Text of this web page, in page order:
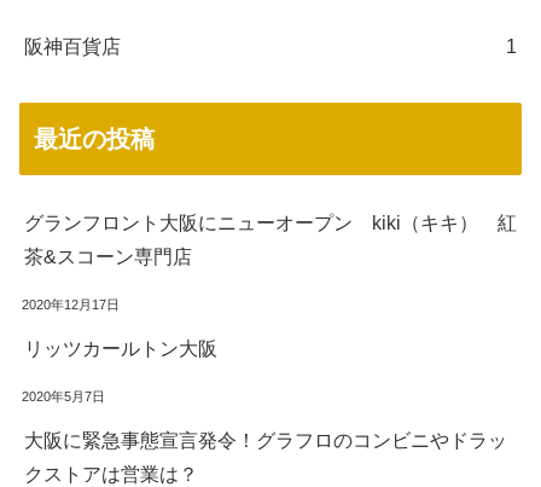
阪神百貨店 1
最近の投稿
グランフロント大阪にニューオープン kiki（キキ） 紅
茶&スコーン専門店
2020年12月17日
リッツカールトン大阪
2020年5月7日
大阪に緊急事態宣言発令！グラフロのコンビニやドラッ
クストアは営業は？